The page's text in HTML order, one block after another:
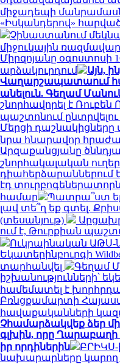
միջադեպի
«Իսկանդերով»
Չինաստանում
միջուկային
Միրզոյանը օգոստոսի
արձակուրդում
Այն,
Վաղարշապատաում
անելուն. Գեղամ
շնորհավորել է
պաշտոնում
Մերցի դաշնակիցները
նրա հնարավոր
Արզաքանցյանը
շնորհակալական
դիահերձարաններում
էդ
համար
Պատրա՞ստ եք
լավ տե՞ղ եք գտել.
(տեսանյութ)
ում է, Թուրքիան
Ուկրաինական ԱԹՍ-
Եկատերինբուրգի
տարհանվել
Գեղամ
իշխանությունների՝
համեմատել է
Բռնցքամարտի
հավաքականների
Չհամարձակվեք ձեր
գլխին, որը
իր որդիներին
նախարարները կարող